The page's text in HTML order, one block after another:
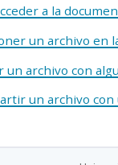
a la
un archivo en
un archivo con
un archivo